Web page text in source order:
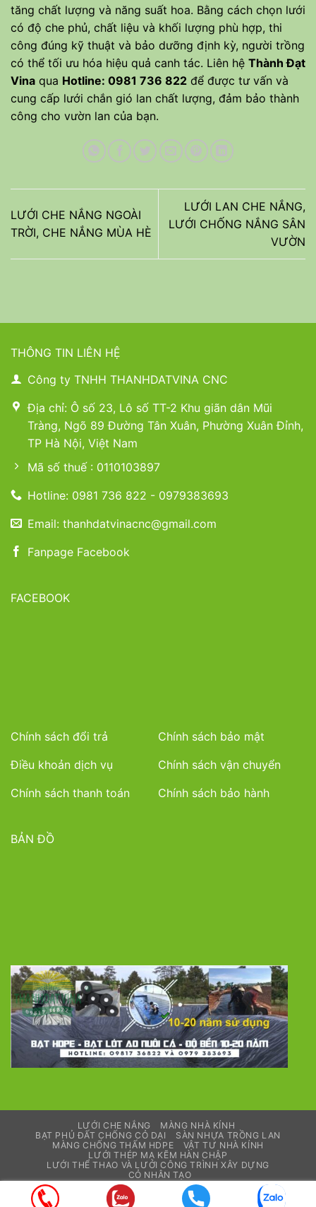
tăng chất lượng và năng suất hoa. Bằng cách chọn lưới
có độ che phủ, chất liệu và khối lượng phù hợp, thi
công đúng kỹ thuật và bảo dưỡng định kỳ, người trồng
có thể tối ưu hóa hiệu quả canh tác. Liên hệ Thành Đạt
Vina qua Hotline: 0981 736 822 để được tư vấn và
cung cấp lưới chắn gió lan chất lượng, đảm bảo thành
công cho vườn lan của bạn.
LƯỚI CHE NẮNG NGOÀI
TRỜI, CHE NẮNG MÙA HÈ
LƯỚI LAN CHE NẮNG,
LƯỚI CHỐNG NẮNG SÂN
VƯỜN
THÔNG TIN LIÊN HỆ
Công ty TNHH THANHDATVINA CNC
Địa chỉ: Ô số 23, Lô số TT-2 Khu giãn dân Mũi
Tràng, Ngõ 89 Đường Tân Xuân, Phường Xuân Đỉnh,
TP Hà Nội, Việt Nam
Mã số thuế : 0110103897
Hotline: 0981 736 822 - 0979383693
Email: thanhdatvinacnc@gmail.com
Fanpage Facebook
FACEBOOK
Chính sách đổi trả
Chính sách bảo mật
Điều khoản dịch vụ
Chính sách vận chuyển
Chính sách thanh toán
Chính sách bảo hành
BẢN ĐỒ
LƯỚI CHE NẮNG
MÀNG NHÀ KÍNH
BẠT PHỦ ĐẤT CHỐNG CỎ DẠI
SÀN NHỰA TRỒNG LAN
MÀNG CHỐNG THẤM HDPE
VẬT TƯ NHÀ KÍNH
LƯỚI THÉP MẠ KẼM HÀN CHẬP
LƯỚI THỂ THAO VÀ LƯỚI CÔNG TRÌNH XÂY DỰNG
CỎ NHÂN TẠO
Copyright 2026 ©thanhdatvina.com
| Designed by